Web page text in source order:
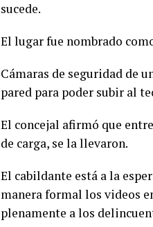
sucede.
El lugar fue nombrado
Cámaras de seguridad de
pared para poder subir al
El concejal afirmó que
de carga, se la llevaron.
El cabildante está a la
manera formal los videos
plenamente a los